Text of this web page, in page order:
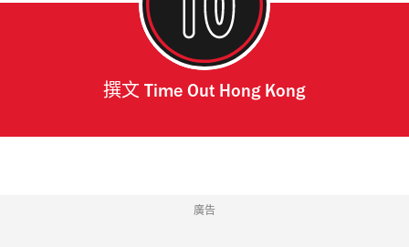
撰文 Time Out Hong Kong
廣告